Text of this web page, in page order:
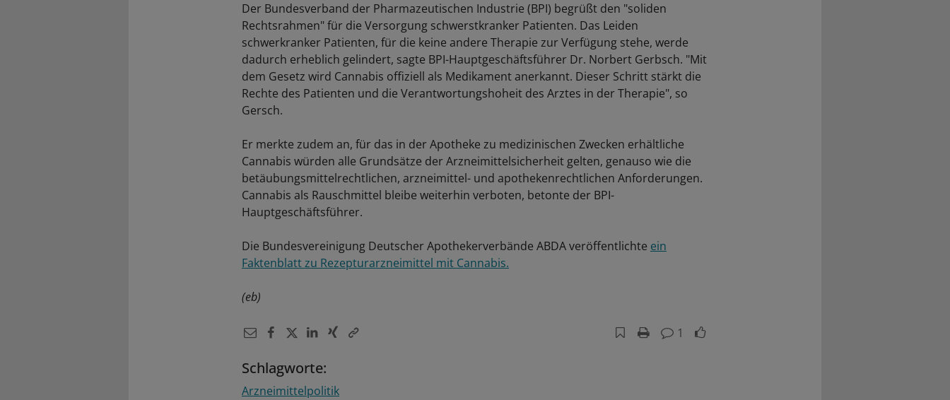
Der Bundesverband der Pharmazeutischen Industrie (BPI) begrüßt den "soliden
Rechtsrahmen" für die Versorgung schwerstkranker Patienten. Das Leiden
schwerkranker Patienten, für die keine andere Therapie zur Verfügung stehe, werde
dadurch erheblich gelindert, sagte BPI-Hauptgeschäftsführer Dr. Norbert Gerbsch. "Mit
dem Gesetz wird Cannabis offiziell als Medikament anerkannt. Dieser Schritt stärkt die
Rechte des Patienten und die Verantwortungshoheit des Arztes in der Therapie", so
Gersch.
Er merkte zudem an, für das in der Apotheke zu medizinischen Zwecken erhältliche
Cannabis würden alle Grundsätze der Arzneimittelsicherheit gelten, genauso wie die
betäubungsmittelrechtlichen, arzneimittel- und apothekenrechtlichen Anforderungen.
Cannabis als Rauschmittel bleibe weiterhin verboten, betonte der BPI-
Hauptgeschäftsführer.
Die Bundesvereinigung Deutscher Apothekerverbände ABDA veröffentlichte ein
Faktenblatt zu Rezepturarzneimittel mit Cannabis.
(eb)
1
Schlagworte:
Arzneimittelpolitik